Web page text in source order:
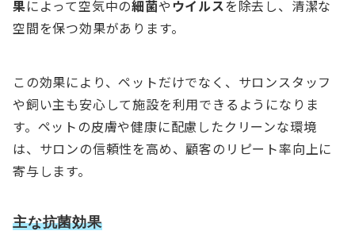
果によって空気中の細菌やウイルスを除去し、清潔な
空間を保つ効果があります。
この効果により、ペットだけでなく、サロンスタッフ
や飼い主も安心して施設を利用できるようになりま
す。ペットの皮膚や健康に配慮したクリーンな環境
は、サロンの信頼性を高め、顧客のリピート率向上に
寄与します。
主な抗菌効果